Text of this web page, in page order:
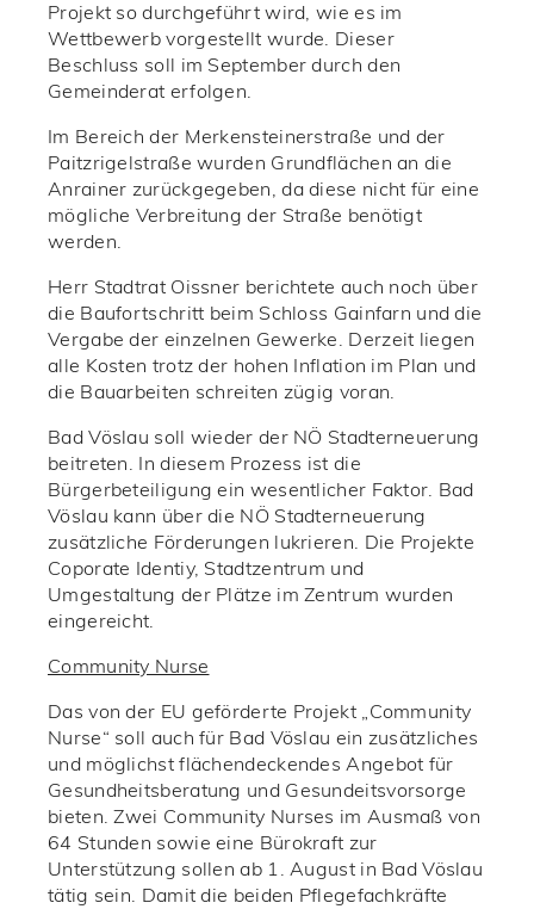
Projekt so durchgeführt wird, wie es im
Wettbewerb vorgestellt wurde. Dieser
Beschluss soll im September durch den
Gemeinderat erfolgen.
Im Bereich der Merkensteinerstraße und der
Paitzrigelstraße wurden Grundflächen an die
Anrainer zurückgegeben, da diese nicht für eine
mögliche Verbreitung der Straße benötigt
werden.
Herr Stadtrat Oissner berichtete auch noch über
die Baufortschritt beim Schloss Gainfarn und die
Vergabe der einzelnen Gewerke. Derzeit liegen
alle Kosten trotz der hohen Inflation im Plan und
die Bauarbeiten schreiten zügig voran.
Bad Vöslau soll wieder der NÖ Stadterneuerung
beitreten. In diesem Prozess ist die
Bürgerbeteiligung ein wesentlicher Faktor. Bad
Vöslau kann über die NÖ Stadterneuerung
zusätzliche Förderungen lukrieren. Die Projekte
Coporate Identiy, Stadtzentrum und
Umgestaltung der Plätze im Zentrum wurden
eingereicht.
Community Nurse
Das von der EU geförderte Projekt „Community
Nurse“ soll auch für Bad Vöslau ein zusätzliches
und möglichst flächendeckendes Angebot für
Gesundheitsberatung und Gesundeitsvorsorge
bieten. Zwei Community Nurses im Ausmaß von
64 Stunden sowie eine Bürokraft zur
Unterstützung sollen ab 1. August in Bad Vöslau
tätig sein. Damit die beiden Pflegefachkräfte